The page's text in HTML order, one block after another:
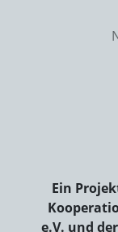
Ein
e.V. und